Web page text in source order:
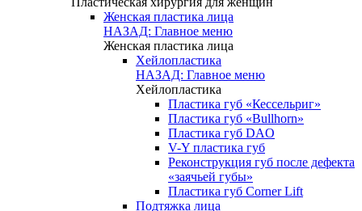
Женская пластика лица
НАЗАД: Главное меню
Женская пластика лица
Хейлопластика
НАЗАД: Главное меню
Хейлопластика
Пластика губ «Кессельриг»
Пластика губ «Bullhorn»
Пластика губ DAO
V-Y пластика губ
Реконструкция губ после дефекта
«заячьей губы»
Пластика губ Corner Lift
Подтяжка лица